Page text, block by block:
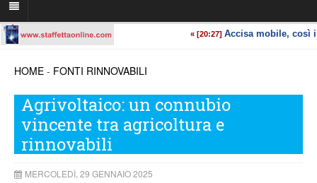
HOME - FONTI RINNOVABILI
Agrivoltaico: un connubio
vincente tra agricoltura e
rinnovabili
MERCOLEDÌ, 29 GENNAIO 2025